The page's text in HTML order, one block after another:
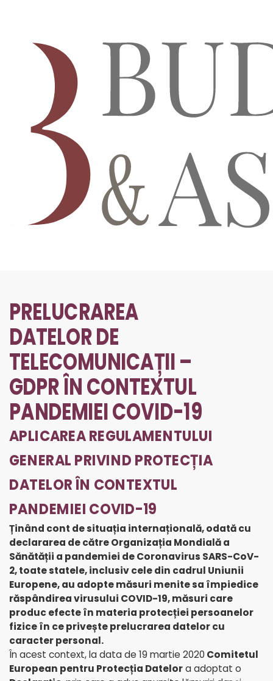
PRELUCRAREA
DATELOR DE
TELECOMUNICAȚII –
GDPR ÎN CONTEXTUL
PANDEMIEI COVID-19
APLICAREA REGULAMENTULUI
GENERAL PRIVIND PROTECȚIA
DATELORÎN CONTEXTUL
PANDEMIEI COVID-19
Ținând cont de situația internațională, odată cu
declararea de către Organizația Mondială a
Sănătății a pandemiei de Coronavirus SARS-CoV-
2, toate statele, inclusiv cele din cadrul Uniunii
Europene, au adopte măsuri menite sa împiedice
răspândirea virusului COVID-19, măsuri care
produc efecte în materia protecției persoanelor
fizice în ce privește prelucrarea datelor cu
caracter personal.
În acest context, la data de 19 martie 2020 Comitetul
European pentru Protecția Datelora adoptat o